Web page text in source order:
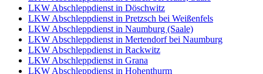
LKW Abschleppdienst in Döschwitz
LKW Abschleppdienst in Pretzsch bei Weißenfels
LKW Abschleppdienst in Naumburg (Saale)
LKW Abschleppdienst in Mertendorf bei Naumburg
LKW Abschleppdienst in Rackwitz
LKW Abschleppdienst in Grana
LKW Abschleppdienst in Hohenthurm